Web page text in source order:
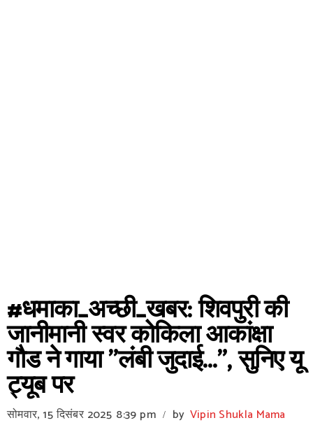
#धमाका_अच्छी_खबर: शिवपुरी की
जानीमानी स्वर कोकिला आकांक्षा
गौड ने गाया "लंबी जुदाई...", सुनिए यू
ट्यूब पर
सोमवार, 15 दिसंबर 2025 8:39 pm / by Vipin Shukla Mama